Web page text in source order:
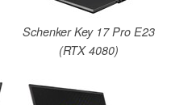
Schenker Key 17 Pro E23
(RTX 4080)